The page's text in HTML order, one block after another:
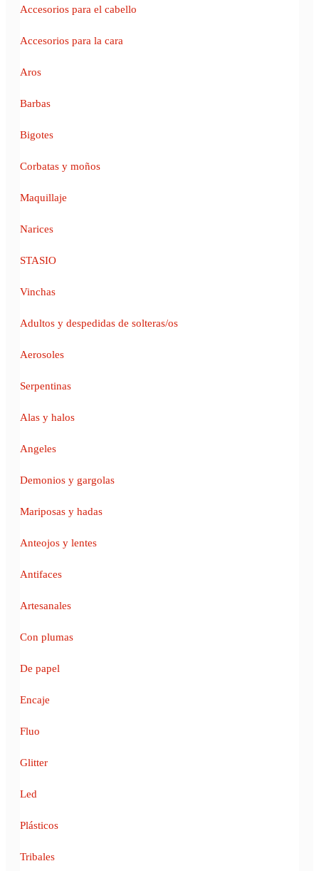
Accesorios para el cabello
Accesorios para la cara
Aros
Barbas
Bigotes
Corbatas y moños
Maquillaje
Narices
STASIO
Vinchas
Adultos y despedidas de solteras/os
Aerosoles
Serpentinas
Alas y halos
Angeles
Demonios y gargolas
Mariposas y hadas
Anteojos y lentes
Antifaces
Artesanales
Con plumas
De papel
Encaje
Fluo
Glitter
Led
Plásticos
Tribales